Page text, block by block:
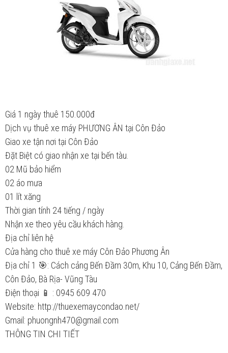
Giá 1 ngày thuê 150.000đ
Dịch vụ thuê xe máy PHƯƠNG ÂN tại Côn Đảo
Giao xe tận nơi tại Côn Đảo
Đặt Biệt có giao nhận xe tại bến tàu.
02 Mũ bảo hiểm
02 áo mưa
01 lít xăng
Thời gian tính 24 tiếng / ngày
Nhận xe theo yêu cầu khách hàng.
Địa chỉ liên hệ
Cửa hàng cho thuê xe máy Côn Đảo Phương Ân
Địa chỉ 1 🎯: Cách cảng Bến Đầm 30m, Khu 10, Cảng Bến Đầm,
Côn Đảo, Bà Rịa- Vũng Tàu
Điện thoại 📱 : 0945 609 470
Website: http://thuexemaycondao.net/
Gmail: phuongnh470@gmail.com
THÔNG TIN CHI TIẾT